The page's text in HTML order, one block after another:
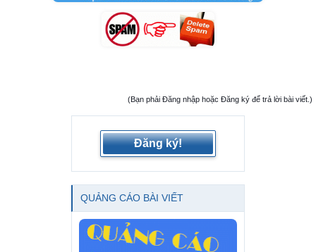
(Bạn phải Đăng nhập hoặc Đăng ký để trả lời bài viết.)
Đăng ký!
QUẢNG CÁO BÀI VIẾT